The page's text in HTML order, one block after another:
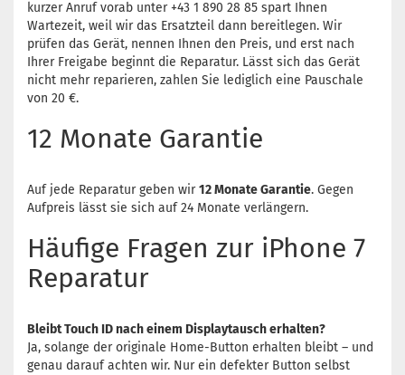
kurzer Anruf vorab unter +43 1 890 28 85 spart Ihnen
Wartezeit, weil wir das Ersatzteil dann bereitlegen. Wir
prüfen das Gerät, nennen Ihnen den Preis, und erst nach
Ihrer Freigabe beginnt die Reparatur. Lässt sich das Gerät
nicht mehr reparieren, zahlen Sie lediglich eine Pauschale
von 20 €.
12 Monate Garantie
Auf jede Reparatur geben wir12 Monate Garantie. Gegen
Aufpreis lässt sie sich auf 24 Monate verlängern.
Häufige Fragen zur iPhone 7
Reparatur
Bleibt Touch ID nach einem Displaytausch erhalten?
Ja, solange der originale Home-Button erhalten bleibt – und
genau darauf achten wir. Nur ein defekter Button selbst